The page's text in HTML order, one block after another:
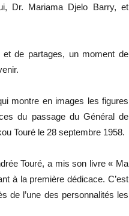
Dr. Mariama Djelo Barry, et
et de partages, un moment de
montre en images les figures
du passage du Général de
Touré le 28 septembre 1958.
Touré, a mis son livre « Ma
à la première dédicace. C’est
de l’une des personnalités les